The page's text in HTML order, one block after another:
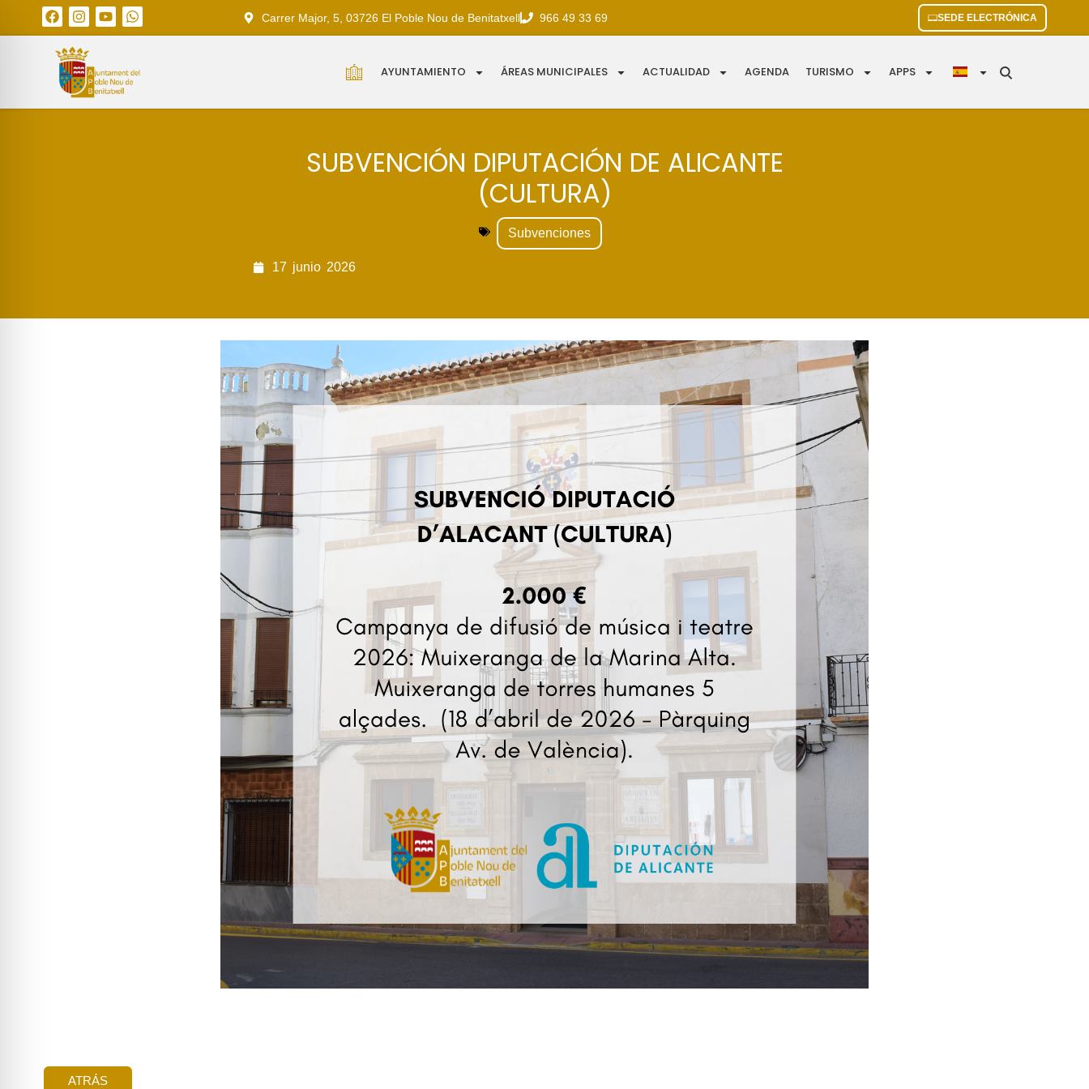
Carrer Major, 5, 03726 El Poble Nou de Benitatxell 966 49 33 69 SEDE ELECTRÓNICA
AYUNTAMIENTO ÁREAS MUNICIPALES ACTUALIDAD AGENDA TURISMO APPS
SUBVENCIÓN DIPUTACIÓN DE ALICANTE
(CULTURA)
Subvenciones
17 junio 2026
ATRÁS